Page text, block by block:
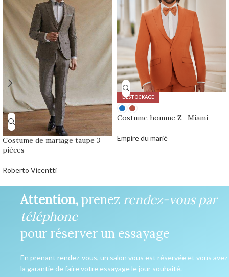
Costume de mariage taupe 3
pièces
Roberto Vicentti
DÉSTOCKAGE
Costume homme Z- Miami
Empire du marié
Attention,prenez rendez-vous par
téléphone
pour réserver un essayage
En prenant rendez-vous, un salon vous est réservée et vous avez
la garantie de faire votre essayage le jour souhaité.